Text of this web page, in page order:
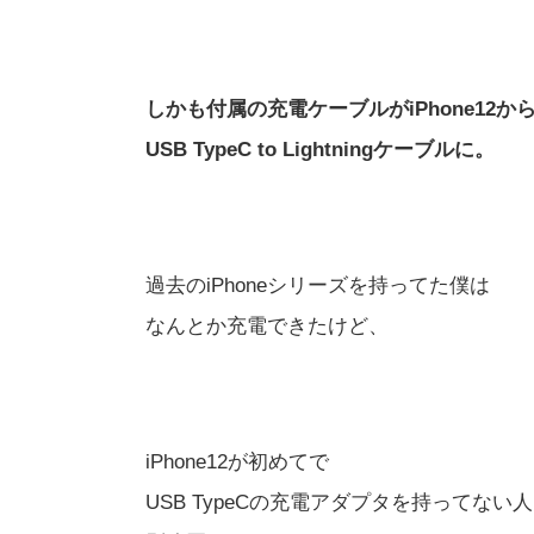
しかも付属の充電ケーブルがiPhone12か
USB TypeC to Lightningケーブルに。
過去のiPhoneシリーズを持ってた僕は
なんとか充電できたけど、
iPhone12が初めてで
USB TypeCの充電アダプタを持ってない